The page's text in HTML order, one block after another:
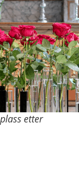
etter